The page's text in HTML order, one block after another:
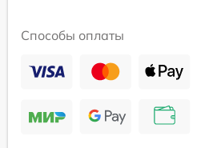
Способы оплаты